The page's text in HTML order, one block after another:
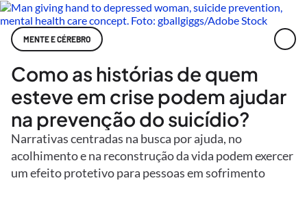
MENTE E CÉREBRO
Como as histórias de quem
esteve em crise podem ajudar
na prevenção do suicídio?
Narrativas centradas na busca por ajuda, no
acolhimento e na reconstrução da vida podem exercer
um efeito protetivo para pessoas em sofrimento